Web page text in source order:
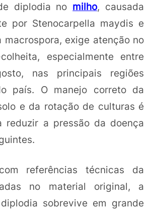
diplodia no milho, causada
por Stenocarpella maydis e
macrospora, exige atenção no
especialmente entre
nas principais regiões
país. O manejo correto da
e da rotação de culturas é
reduzir a pressão da doença
referências técnicas da
no material original, a
sobrevive em grande